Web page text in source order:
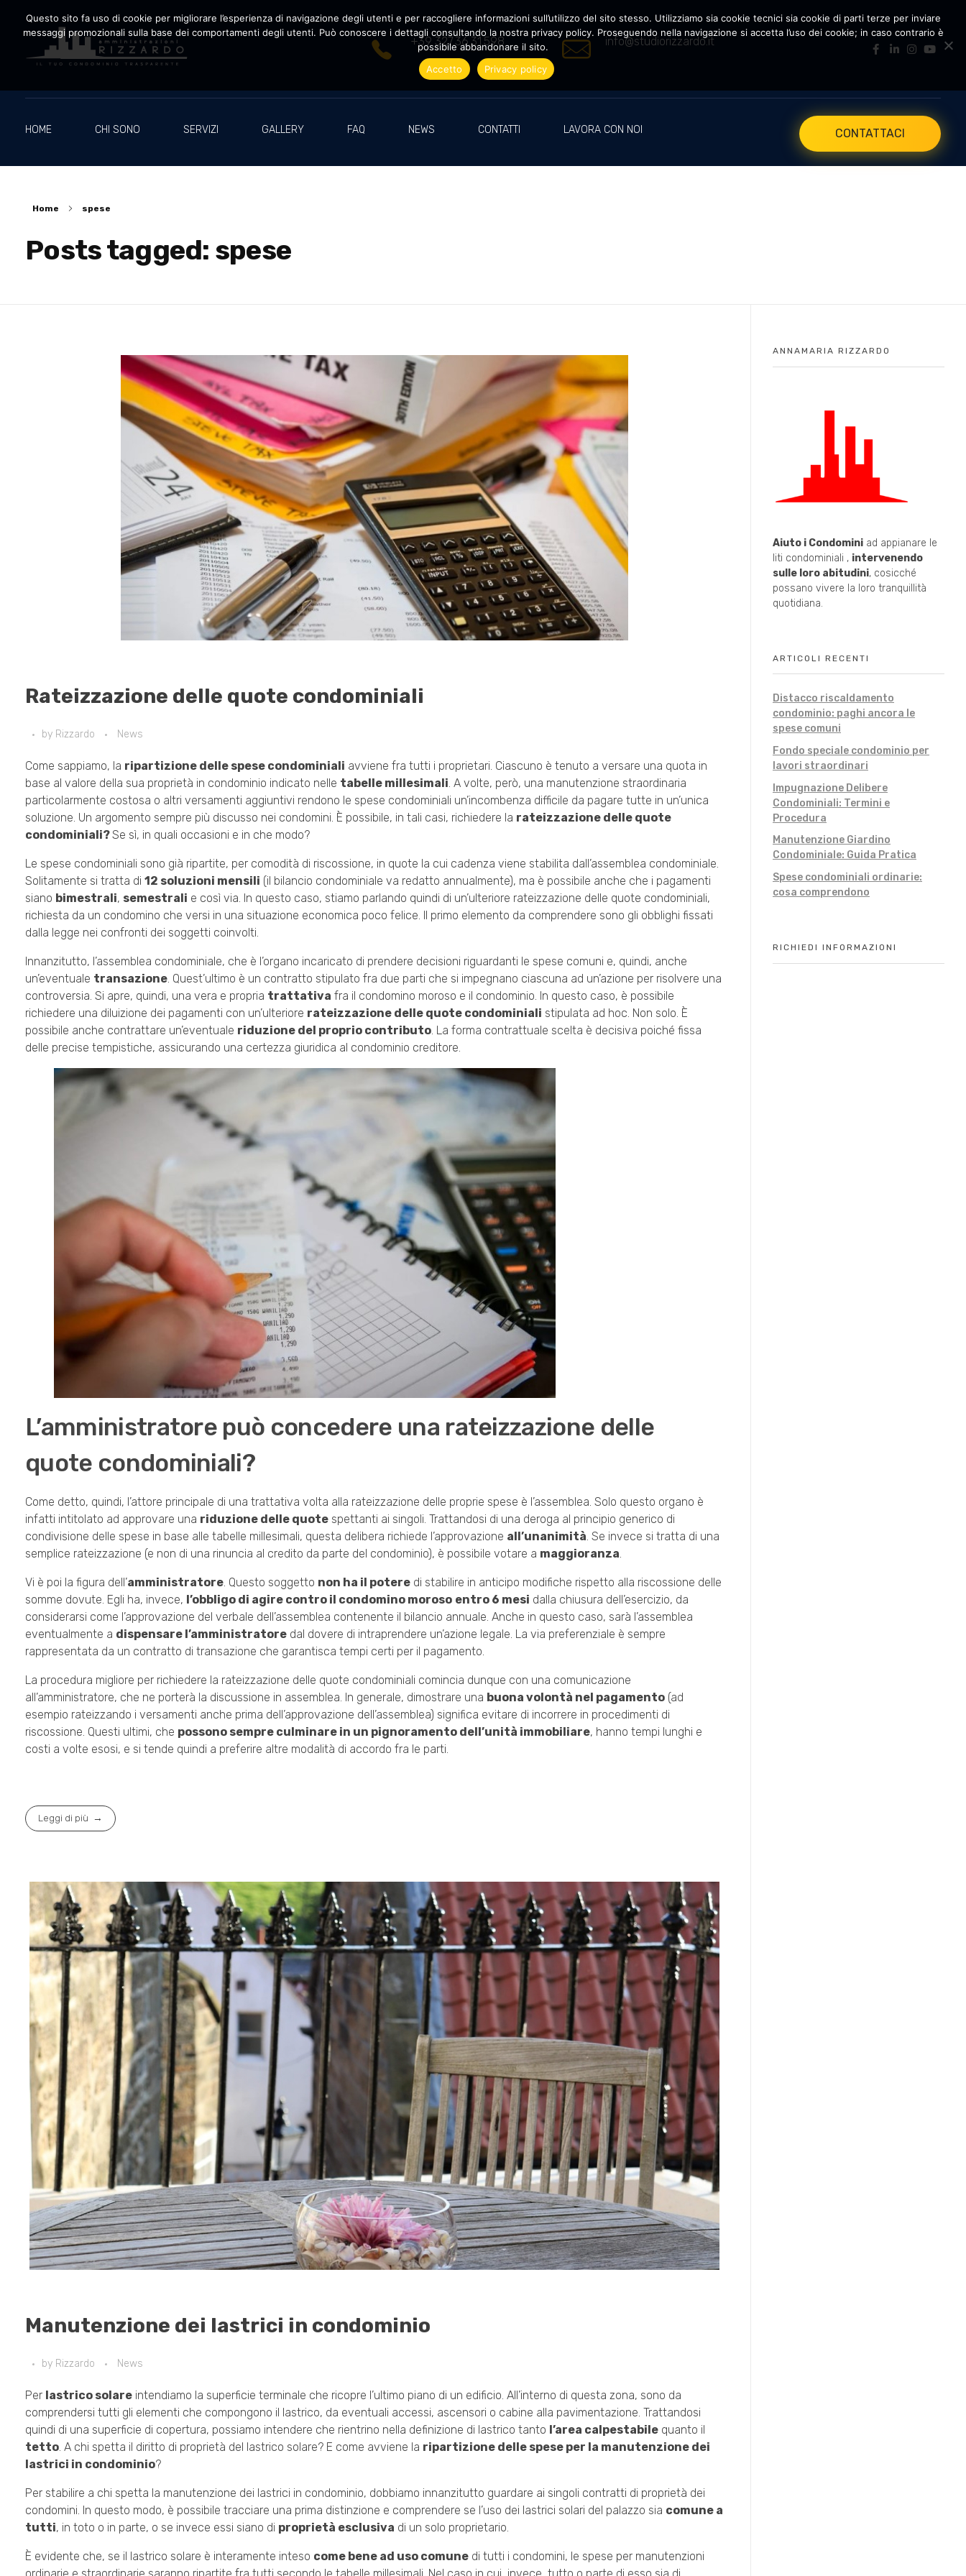
+39 327.36.31.598 info@studiorizzardo.it
HOME CHI SONO SERVIZI GALLERY FAQ NEWS CONTATTI LAVORA CON NOI CONTATTACI
Home spese
Posts tagged: spese
Rateizzazione delle quote condominiali
by Rizzardo News
Come sappiamo, la ripartizione delle spese condominiali avviene fra tutti i proprietari. Ciascuno è tenuto a versare una quota in
base al valore della sua proprietà in condominio indicato nelle tabelle millesimali . A volte, però, una manutenzione straordinaria
particolarmente costosa o altri versamenti aggiuntivi rendono le spese condominiali un’incombenza difficile da pagare tutte in un’unica
soluzione. Un argomento sempre più discusso nei condomini. È possibile, in tali casi, richiedere la rateizzazione delle quote
condominiali?Se sì, in quali occasioni e in che modo?
Le spese condominiali sono già ripartite, per comodità di riscossione, in quote la cui cadenza viene stabilita dall’assemblea condominiale.
Solitamente si tratta di 12 soluzioni mensili (il bilancio condominiale va redatto annualmente), ma è possibile anche che i pagamenti
siano bimestrali, semestrali e così via. In questo caso, stiamo parlando quindi di un’ulteriore rateizzazione delle quote condominiali,
richiesta da un condomino che versi in una situazione economica poco felice. Il primo elemento da comprendere sono gli obblighi fissati
dalla legge nei confronti dei soggetti coinvolti.
Innanzitutto, l’assemblea condominiale, che è l’organo incaricato di prendere decisioni riguardanti le spese comuni e, quindi, anche
un’eventuale transazione . Quest’ultimo è un contratto stipulato fra due parti che si impegnano ciascuna ad un’azione per risolvere una
controversia. Si apre, quindi, una vera e propria trattativa fra il condomino moroso e il condominio. In questo caso, è possibile
richiedere una diluizione dei pagamenti con un’ulteriore rateizzazione delle quote condominiali stipulata ad hoc. Non solo. È
possibile anche contrattare un’eventuale riduzione del proprio contributo . La forma contrattuale scelta è decisiva poiché fissa
delle precise tempistiche, assicurando una certezza giuridica al condominio creditore.
L’amministratore può concedere una rateizzazione delle
quote condominiali?
Come detto, quindi, l’attore principale di una trattativa volta alla rateizzazione delle proprie spese è l’assemblea. Solo questo organo è
infatti intitolato ad approvare una riduzione delle quote spettanti ai singoli. Trattandosi di una deroga al principio generico di
condivisione delle spese in base alle tabelle millesimali, questa delibera richiede l’approvazione all’unanimità . Se invece si tratta di una
semplice rateizzazione (e non di una rinuncia al credito da parte del condominio), è possibile votare a maggioranza
Vi è poi la figura dell’amministratore . Questo soggetto non ha il potere di stabilire in anticipo modifiche rispetto alla riscossione delle
somme dovute. Egli ha, invece, l’obbligo di agire contro il condomino moroso entro 6 mesi dalla chiusura dell’esercizio, da
considerarsi come l’approvazione del verbale dell’assemblea contenente il bilancio annuale. Anche in questo caso, sarà l’assemblea
eventualmente a dispensare l’amministratore dal dovere di intraprendere un’azione legale. La via preferenziale è sempre
rappresentata da un contratto di transazione che garantisca tempi certi per il pagamento.
La procedura migliore per richiedere la rateizzazione delle quote condominiali comincia dunque con una comunicazione
all’amministratore, che ne porterà la discussione in assemblea. In generale, dimostrare una buona volontà nel pagamento (ad
esempio rateizzando i versamenti anche prima dell’approvazione dell’assemblea) significa evitare di incorrere in procedimenti di
riscossione. Questi ultimi, che possono sempre culminare in un pignoramento dell’unità immobiliare, hanno tempi lunghi e
costi a volte esosi, e si tende quindi a preferire altre modalità di accordo fra le parti.
Leggi di più
Manutenzione dei lastrici in condominio
by Rizzardo News
Per lastrico solare intendiamo la superficie terminale che ricopre l’ultimo piano di un edificio. All’interno di questa zona, sono da
comprendersi tutti gli elementi che compongono il lastrico, da eventuali accessi, ascensori o cabine alla pavimentazione. Trattandosi
quindi di una superficie di copertura, possiamo intendere che rientrino nella definizione di lastrico tanto l’area calpestabile quanto il
tetto. A chi spetta il diritto di proprietà del lastrico solare? E come avviene la ripartizione delle spese per la manutenzione dei
lastrici in condominio?
Per stabilire a chi spetta la manutenzione dei lastrici in condominio, dobbiamo innanzitutto guardare ai singoli contratti di proprietà dei
condomini. In questo modo, è possibile tracciare una prima distinzione e comprendere se l’uso dei lastrici solari del palazzo sia comune a
tutti, in toto o in parte, o se invece essi siano di proprietà esclusiva di un solo proprietario.
È evidente che, se il lastrico solare è interamente inteso come bene ad uso comune di tutti i condomini, le spese per manutenzioni
ANNAMARIA RIZZARDO
Aiuto i Condomini ad appianare le
liti condominiali , intervenendo
sulle loro abitudini, cosicché
possano vivere la loro tranquillità
quotidiana.
ARTICOLI RECENTI
Distacco riscaldamento
condominio: paghi ancora le
spese comuni
Fondo speciale condominio per
lavori straordinari
Impugnazione Delibere
Condominiali: Termini e
Procedura
Manutenzione Giardino
Condominiale: Guida Pratica
Spese condominiali ordinarie:
cosa comprendono
RICHIEDI INFORMAZIONI
Questo sito fa uso di cookie per migliorare l’esperienza di navigazione degli utenti e per raccogliere informazioni sull’utilizzo del sito stesso. Utilizziamo sia cookie tecnici sia cookie di parti terze per inviare
messaggi promozionali sulla base dei comportamenti degli utenti. Può conoscere i dettagli consultando la nostra privacy policy. Proseguendo nella navigazione si accetta l’uso dei cookie; in caso contrario è
possibile abbandonare il sito.
Accetto
Privacy policy